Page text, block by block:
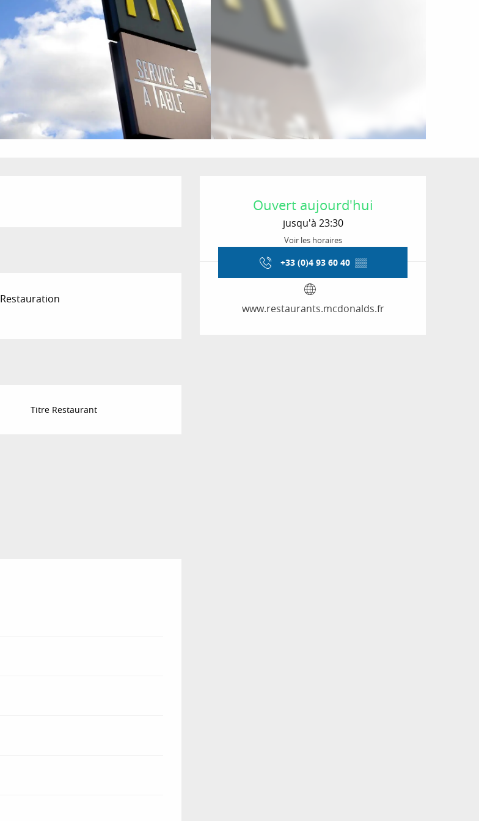
Ouverture et
Ouvert aujourd'hui
jusqu'à 23:30
Voir les horaires
+33 (0)4 93 60 40 ▒▒
www.restaurants.mcdonalds.fr
Restauration
Titre Restaurant